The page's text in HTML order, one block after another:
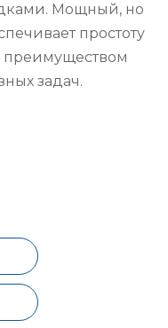
Мощный, но
простоту
преимуществом
задач.